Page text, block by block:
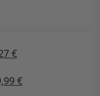
€
€